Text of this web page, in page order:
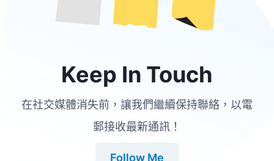
Keep In Touch
在社交媒體消失前，讓我們繼續保持聯絡，以電
郵接收最新通訊！
Follow Me